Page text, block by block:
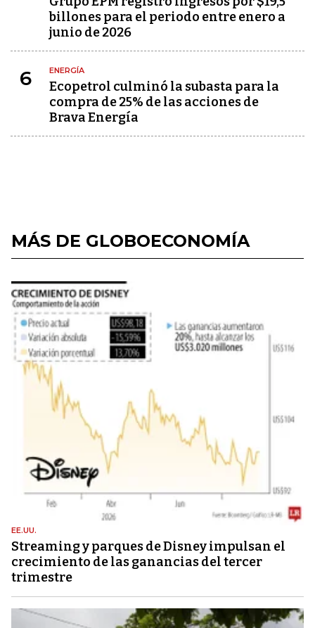
billones para el periodo entre enero a
junio de 2026
6 ENERGÍA
Ecopetrol culminó la subasta para la
compra de 25% de las acciones de
Brava Energía
MÁS DE GLOBOECONOMÍA
EE.UU.
Streaming y parques de Disney impulsan el
crecimiento de las ganancias del tercer
trimestre